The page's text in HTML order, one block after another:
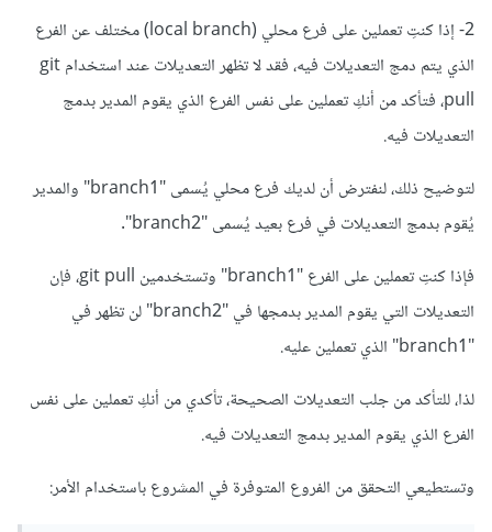
2- إذا كنتِ تعملين على فرع محلي (local branch) مختلف عن الفرع
الذي يتم دمج التعديلات فيه، فقد لا تظهر التعديلات عند استخدام git
pull، فتأكد من أنكِ تعملين على نفس الفرع الذي يقوم المدير بدمج
التعديلات فيه.
لتوضيح ذلك، لنفترض أن لديك فرع محلي يُسمى "branch1" والمدير
يُقوم بدمج التعديلات في فرع بعيد يُسمى "branch2".
فإذا كنتِ تعملين على الفرع "branch1" وتستخدمين git pull، فإن
التعديلات التي يقوم المدير بدمجها في "branch2" لن تظهر في
"branch1" الذي تعملين عليه.
لذا، للتأكد من جلب التعديلات الصحيحة، تأكدي من أنكِ تعملين على نفس
الفرع الذي يقوم المدير بدمج التعديلات فيه.
وتستطيعي التحقق من الفروع المتوفرة في المشروع باستخدام الأمر: